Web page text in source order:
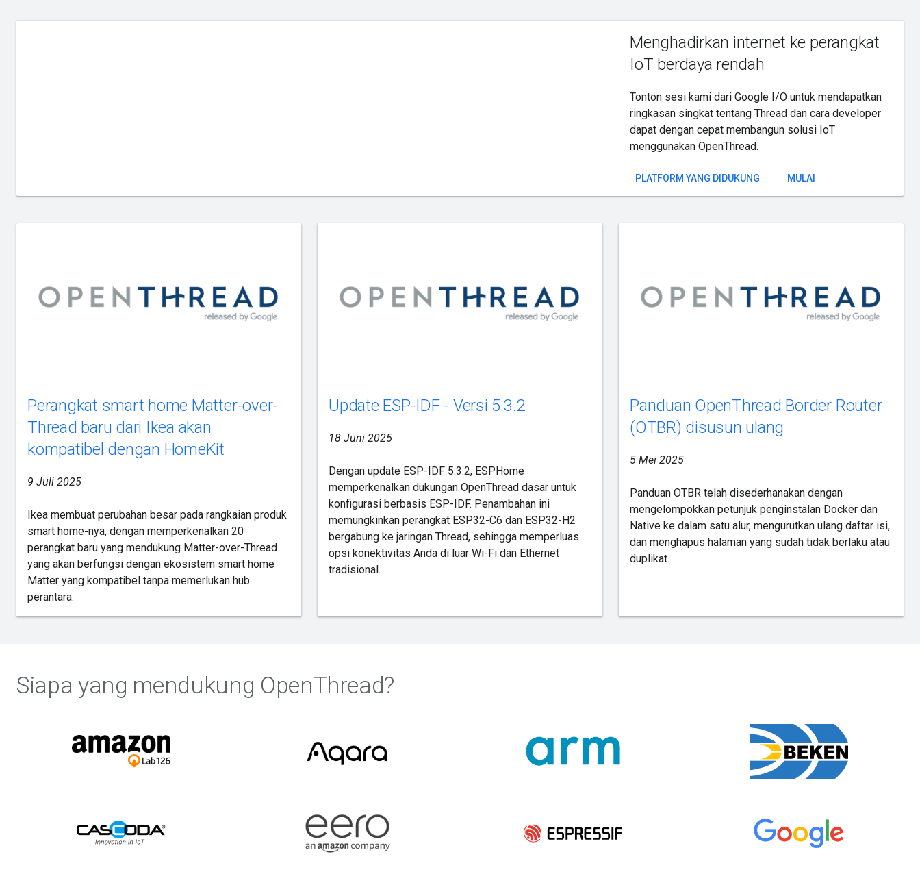
Menghadirkan internet ke perangkat
IoT berdaya rendah
Tonton sesi kami dari Google I/O untuk mendapatkan
ringkasan singkat tentang Thread dan cara developer
dapat dengan cepat membangun solusi IoT
menggunakan OpenThread.
PLATFORM YANG DIDUKUNG MULAI
Perangkat smart home Matter-over-
Thread baru dari Ikea akan
kompatibel dengan HomeKit
9 Juli 2025
Ikea membuat perubahan besar pada rangkaian produk
smart home-nya, dengan memperkenalkan 20
perangkat baru yang mendukung Matter-over-Thread
yang akan berfungsi dengan ekosistem smart home
Matter yang kompatibel tanpa memerlukan hub
perantara.
Update ESP-IDF - Versi 5.3.2
18 Juni 2025
Dengan update ESP-IDF 5.3.2, ESPHome
memperkenalkan dukungan OpenThread dasar untuk
konfigurasi berbasis ESP-IDF. Penambahan ini
memungkinkan perangkat ESP32-C6 dan ESP32-H2
bergabung ke jaringan Thread, sehingga memperluas
opsi konektivitas Anda di luar Wi-Fi dan Ethernet
tradisional.
Panduan OpenThread Border Router
(OTBR) disusun ulang
5 Mei 2025
Panduan OTBR telah disederhanakan dengan
mengelompokkan petunjuk penginstalan Docker dan
Native ke dalam satu alur, mengurutkan ulang daftar isi,
dan menghapus halaman yang sudah tidak berlaku atau
duplikat.
Siapa yang mendukung OpenThread?